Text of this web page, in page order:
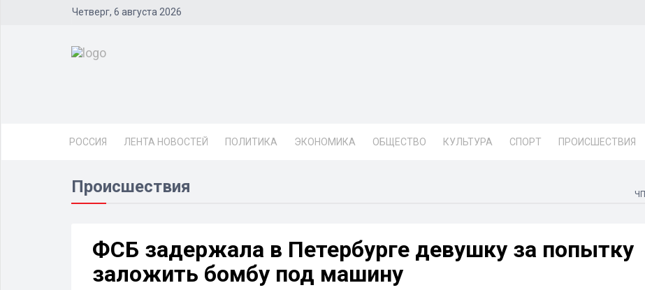
Четверг, 6 августа 2026
РОССИЯ ЛЕНТА НОВОСТЕЙ ПОЛИТИКА ЭКОНОМИКА ОБЩЕСТВО КУЛЬТУРА СПОРТ ПРОИСШЕСТВИЯ
Происшествия ЧП
ФСБ задержала в Петербурге девушку за попытку
заложить бомбу под машину